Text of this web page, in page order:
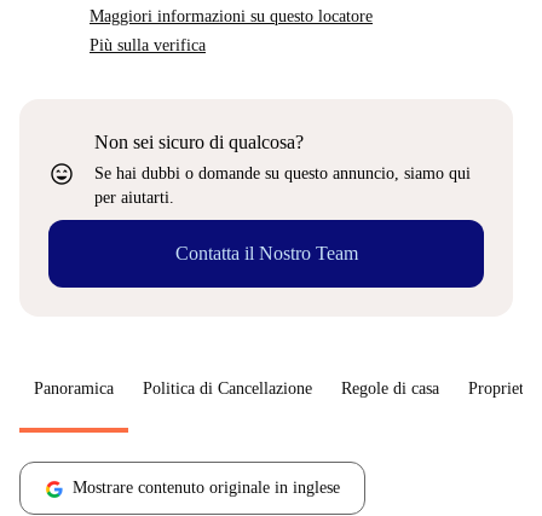
Maggiori informazioni su questo locatore
Più sulla verifica
sentiment_very_satisfied
Non sei sicuro di qualcosa?
Se hai dubbi o domande su questo annuncio, siamo qui
per aiutarti.
Contatta il Nostro Team
Panoramica Politica di Cancellazione Regole di casa
Mostrare contenuto originale in inglese